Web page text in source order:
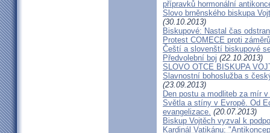
přípravků hormonální
Slovo brněnského biskupa
(30.10.2013)
Biskupové: Nastal čas
Protest COMECE proti
Čeští a slovenští biskupové
Předvolební boj (22.10.2013)
SLOVO OTCE BISKUPA
Slavnostní bohoslužba s
(23.09.2013)
Den postu a modliteb za mír
Světla a stíny v Evropě. Od
evangelizace. (20.07.2013)
Biskup Vojtěch vyzval k
Kardinál Vatikánu: